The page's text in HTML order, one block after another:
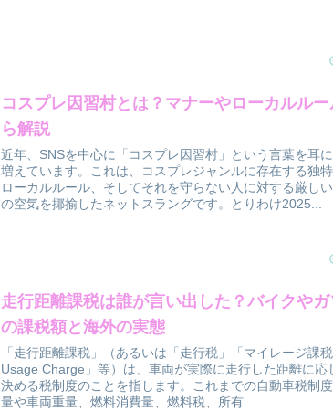
コスプレ因習村とは？マナーやローカルル
ら解説
近年、SNSを中心に「コスプレ因習村」という言葉を耳
増えています。これは、コスプレジャンルに存在する独
ローカルルール、そしてそれを守らない人に対する厳し
の空気を揶揄したネットスラングです。とりわけ2025...
走行距離課税は誰が言い出した？バイクや
の課税額と海外の実態
「走行距離課税」（あるいは「走行税」「マイレージ課
Usage Charge」等）は、車両が実際に走行した距離に応
決める税制度のことを指します。これまでの自動車税制
量や車両重量、燃料消費量、燃料税、所有...